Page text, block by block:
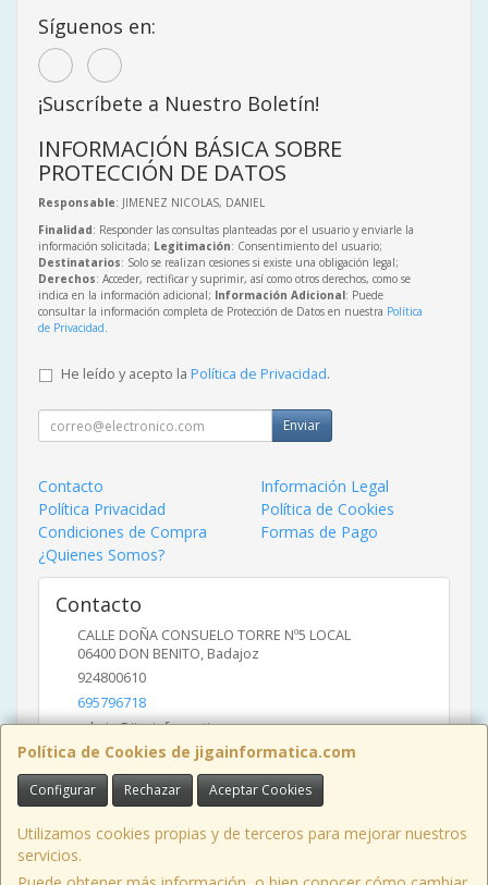
Política de Cookies de jigainformatica.com
Configurar Rechazar Aceptar Cookies
Utilizamos cookies propias y de terceros para mejorar nuestros
servicios.
Síguenos en:
¡Suscríbete a Nuestro Boletín!
INFORMACIÓN BÁSICA SOBRE
PROTECCIÓN DE DATOS
Responsable: JIMENEZ NICOLAS, DANIEL
Finalidad: Responder las consultas planteadas por el usuario y enviarle la
información solicitada; Legitimación: Consentimiento del usuario;
Destinatarios: Solo se realizan cesiones si existe una obligación legal;
Derechos: Acceder, rectificar y suprimir, así como otros derechos, como se
indica en la información adicional; Información Adicional: Puede
consultar la información completa de Protección de Datos en nuestra Política
de Privacidad.
He leído y acepto la Política de Privacidad.
Enviar
Contacto
Información Legal
Política Privacidad
Política de Cookies
Condiciones de Compra
Formas de Pago
¿Quienes Somos?
Contacto
CALLE DOÑA CONSUELO TORRE Nº5 LOCAL
06400 DON BENITO, Badajoz
924800610
695796718
admin@jigainformatica.com
Horario
10:00 a 14:00 y de 17:00 a 20:00